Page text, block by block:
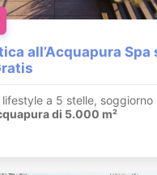
all’Acquapura Spa
a 5 stelle, soggiorno
di 5.000 m²